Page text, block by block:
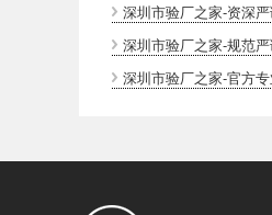
深圳市验厂之家-资深
深圳市验厂之家-规范
深圳市验厂之家-官方